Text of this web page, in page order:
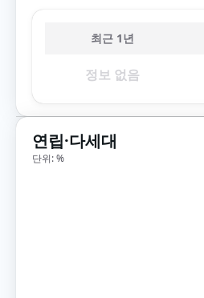
최근 1년
정보 없음
연립·다세대
단위: %